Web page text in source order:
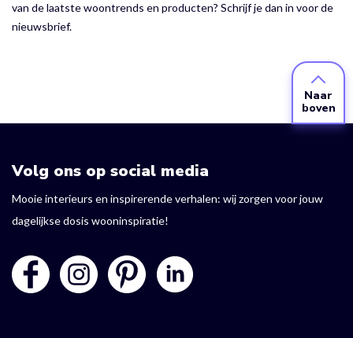
van de laatste woontrends en producten? Schrijf je dan in voor de
nieuwsbrief.
Naar
boven
Volg ons op social media
Mooie interieurs en inspirerende verhalen: wij zorgen voor jouw
dagelijkse dosis wooninspiratie!